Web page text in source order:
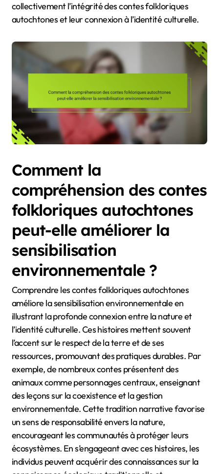
collectivement l’intégrité des contes folkloriques
autochtones et leur connexion à l’identité culturelle.
Comment la
compréhension des contes
folkloriques autochtones
peut-elle améliorer la
sensibilisation
environnementale ?
Comprendre les contes folkloriques autochtones
améliore la sensibilisation environnementale en
illustrant la profonde connexion entre la nature et
l’identité culturelle. Ces histoires mettent souvent
l’accent sur le respect de la terre et de ses
ressources, promouvant des pratiques durables. Par
exemple, de nombreux contes présentent des
animaux comme personnages centraux, enseignant
des leçons sur la coexistence et la gestion
environnementale. Cette tradition narrative favorise
un sens de responsabilité envers la nature,
encourageant les communautés à protéger leurs
écosystèmes. En s’engageant avec ces histoires, les
individus peuvent acquérir des connaissances sur la